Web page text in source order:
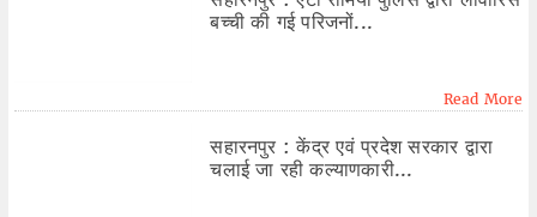
बच्ची की गई परिजनों...
Read More
सहारनपुर : केंद्र एवं प्रदेश सरकार द्वारा
चलाई जा रही कल्याणकारी...